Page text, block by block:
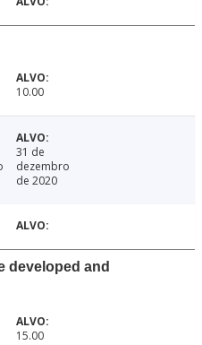
10.00
31 de
dezembro
de 2020
developed and
15.00